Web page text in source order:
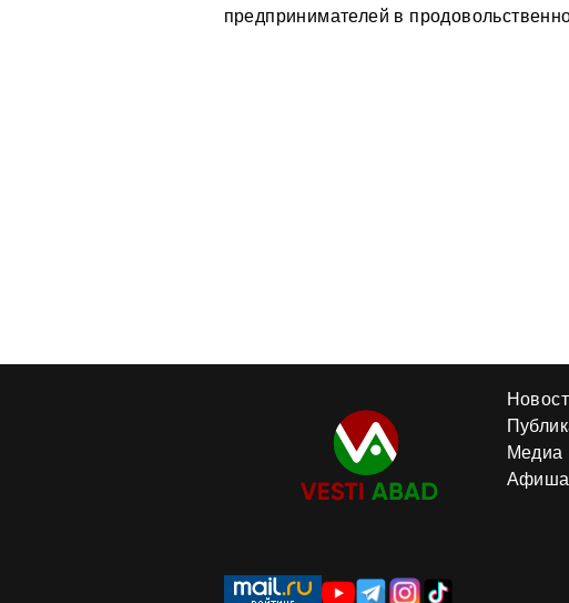
предпринимателей в
Медиа
Афиша